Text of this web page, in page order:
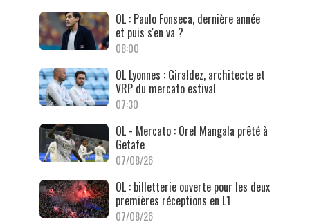
OL : Paulo Fonseca, dernière année
et puis s'en va ?
08:00
OL Lyonnes : Giraldez, architecte et
VRP du mercato estival
07:30
OL - Mercato : Orel Mangala prêté à
Getafe
07/08/26
OL : billetterie ouverte pour les deux
premières réceptions en L1
07/08/26